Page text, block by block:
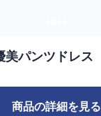
美パンツドレス
商品の詳細を見る